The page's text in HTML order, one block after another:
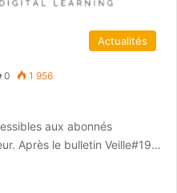
Actualités
0 1 956
aux abonnés
Après le bulletin Veille#19…